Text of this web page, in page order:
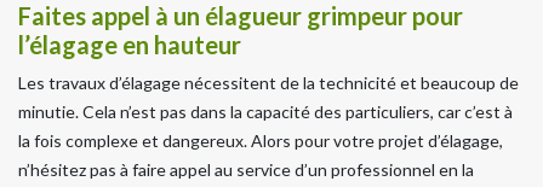
Faites appel à un élagueur grimpeur pour
l’élagage en hauteur
Les travaux d’élagage nécessitent de la technicité et beaucoup de
minutie. Cela n’est pas dans la capacité des particuliers, car c’est à
la fois complexe et dangereux. Alors pour votre projet d’élagage,
n’hésitez pas à faire appel au service d’un professionnel en la